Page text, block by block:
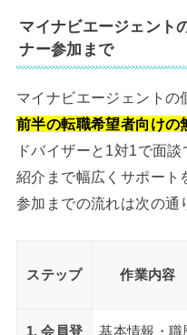
マイナビエージェント
ナー参加まで
マイナビエージェントの
前半の転職希望者向けの
ドバイザーと1対1で面
紹介まで幅広くサポート
参加までの流れは次の通
ステップ 作業内容
1. 会員登
基本情報・職